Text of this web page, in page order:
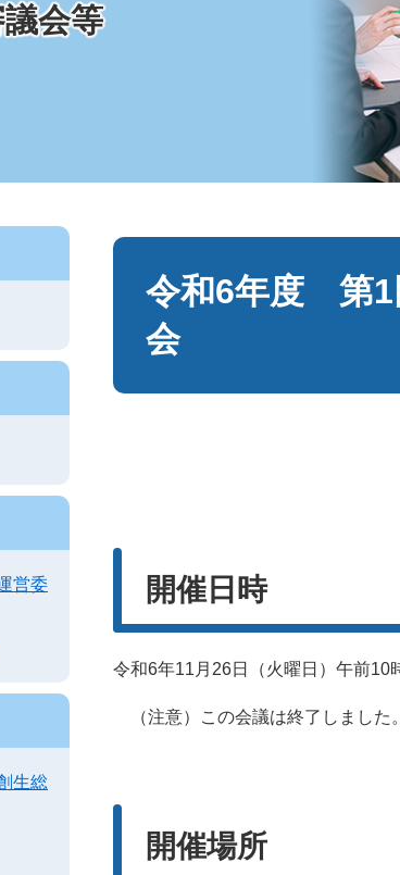
会等
令和6年度 第1
会
開催日時
令和6年11月26日（火曜日）午前10
（注意）この会議は終了しました。
開催場所
営委
生総